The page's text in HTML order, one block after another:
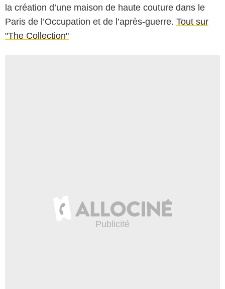
la création d’une maison de haute couture dans le
Paris de l’Occupation et de l’après-guerre. Tout sur
"The Collection"